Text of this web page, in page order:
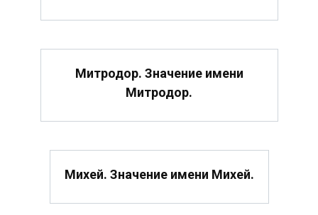
Митродор. Значение имени
Митродор.
Михей. Значение имени Михей.